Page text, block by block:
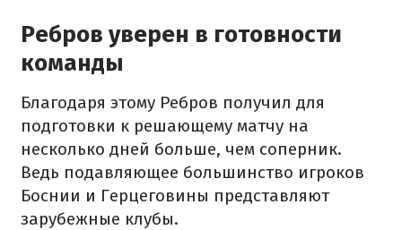
Ребров уверен в готовности
команды
Благодаря этому Ребров получил для
подготовки к решающему матчу на
несколько дней больше, чем соперник.
Ведь подавляющее большинство игроков
Боснии и Герцеговины представляют
зарубежные клубы.